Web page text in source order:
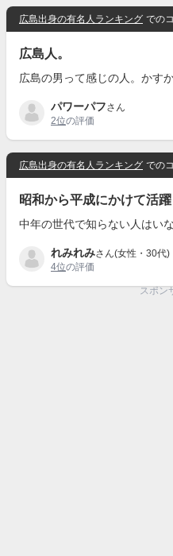
広島出身の有名人ランキング での
広島人。
広島の男って感じの人。かす
パワーパフさん
2位の評価
広島出身の有名人ランキング での
昭和から平成にかけて活
中年の世代で知らない人はい
れみれみさん(女性・30代)
4位の評価
スポン